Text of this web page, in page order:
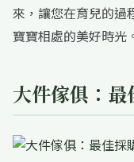
來，讓您在育兒的過
寶寶相處的美好時光
大件傢俱：